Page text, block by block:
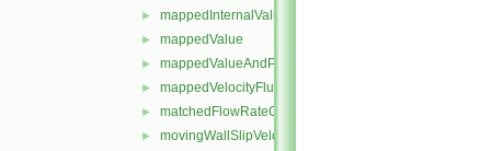
► mappedInternalValue
► mappedValue
► mappedValueAndPatchInternalValue
► mappedVelocityFlux
► matchedFlowRateOutletVelocity
► movingWallSlipVelocity